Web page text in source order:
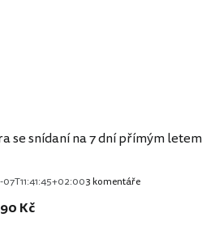
se snídaní na 7 dní přímým letem
3 komentáře
Kč